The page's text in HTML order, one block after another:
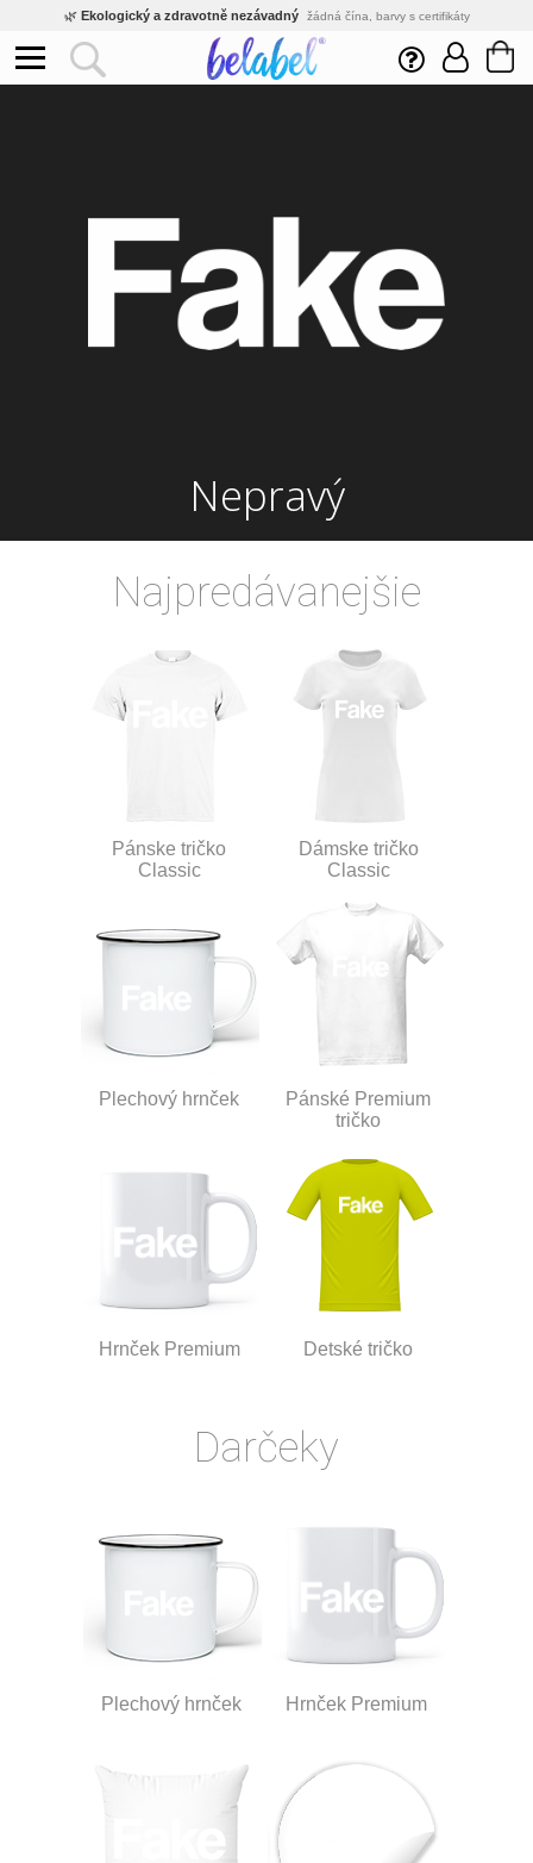
🌿 Ekologický a zdravotně nezávadný žádná čína, barvy s certifikáty
Inovativní výroba vlastní vývoj, nejnovější technologie
Rychlé dodání expedujeme do 24h
Nepravý
Najpredávanejšie
Pánske tričko
Classic
Dámske tričko
Classic
Plechový hrnček
Pánské Premium
tričko
Hrnček Premium Detské tričko
Darčeky
Plechový hrnček Hrnček Premium